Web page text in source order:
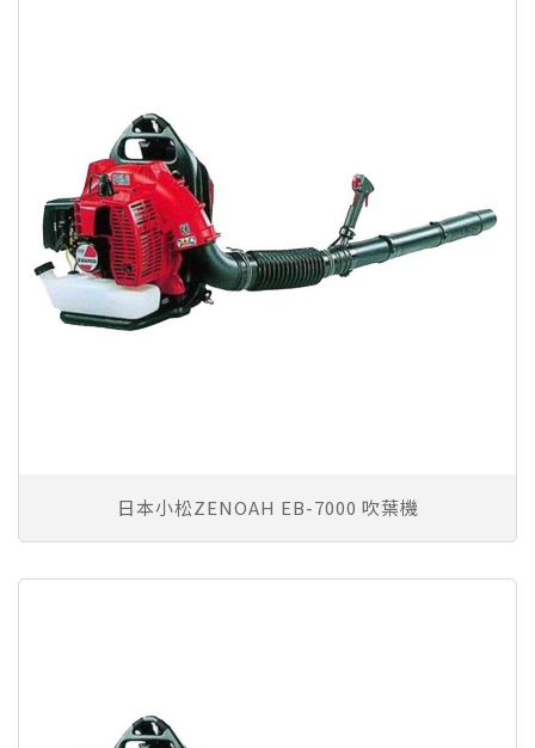
日本小松ZENOAH EB-7000 吹葉機